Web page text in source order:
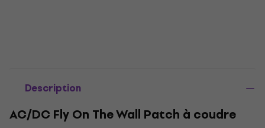
Description
AC/DC Fly On The Wall Patch à coudre